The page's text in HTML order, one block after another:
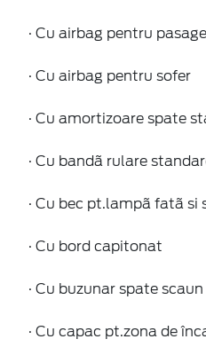
· Cu airbag pentru
· Cu airbag pentru sofer
· Cu amortizoare spate
· Cu bandã rulare
· Cu bec pt.lampã fatã si
· Cu bord capitonat
· Cu buzunar spate
· Cu capac pt.zona de